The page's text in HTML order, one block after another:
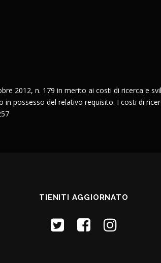
2012, n. 179 in merito ai costi di ricerca e
possesso del relativo requisito. I costi di
TIENITI AGGIORNATO